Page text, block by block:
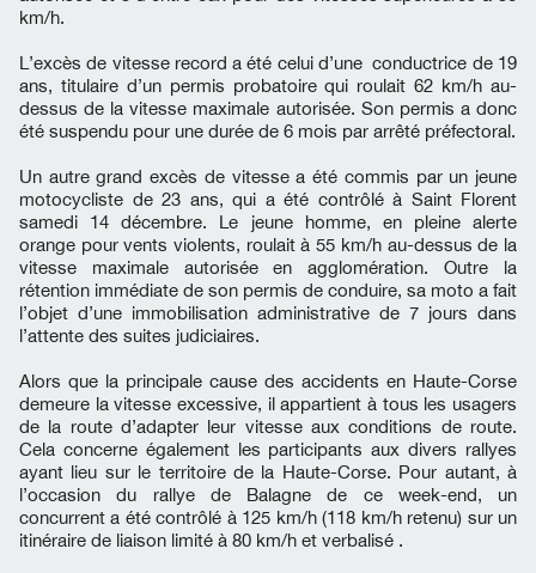
km/h.
L’excès de vitesse record a été celui d’une conductrice de 19
ans, titulaire d’un permis probatoire qui roulait 62 km/h au-
dessus de la vitesse maximale autorisée. Son permis a donc
été suspendu pour une durée de 6 mois par arrêté préfectoral.
Un autre grand excès de vitesse a été commis par un jeune
motocycliste de 23 ans, qui a été contrôlé à Saint Florent
samedi 14 décembre. Le jeune homme, en pleine alerte
orange pour vents violents, roulait à 55 km/h au-dessus de la
vitesse maximale autorisée en agglomération. Outre la
rétention immédiate de son permis de conduire, sa moto a fait
l’objet d’une immobilisation administrative de 7 jours dans
l’attente des suites judiciaires.
Alors que la principale cause des accidents en Haute-Corse
demeure la vitesse excessive, il appartient à tous les usagers
de la route d’adapter leur vitesse aux conditions de route.
Cela concerne également les participants aux divers rallyes
ayant lieu sur le territoire de la Haute-Corse. Pour autant, à
l’occasion du rallye de Balagne de ce week-end, un
concurrent a été contrôlé à 125 km/h (118 km/h retenu) sur un
itinéraire de liaison limité à 80 km/h et verbalisé .